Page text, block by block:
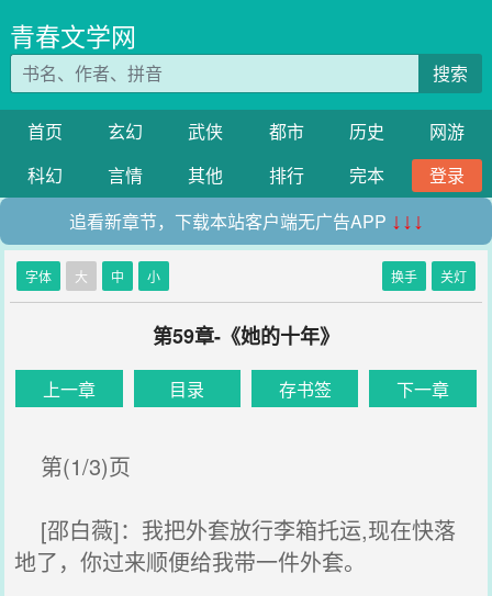
青春文学网
搜索
首页 玄幻 武侠 都市 历史
网游
科幻
言情 其他 排行 完本
登录
追看新章节，下载本站客户端无广告APP ↓↓↓
字体 大 中 小 换手 关灯
第59章-《她的十年》
上一章 目录 存书签 下一章
第(1/3)页
[邵白薇]：我把外套放行李箱托运,现在快落
地了，你过来顺便给我带一件外套。